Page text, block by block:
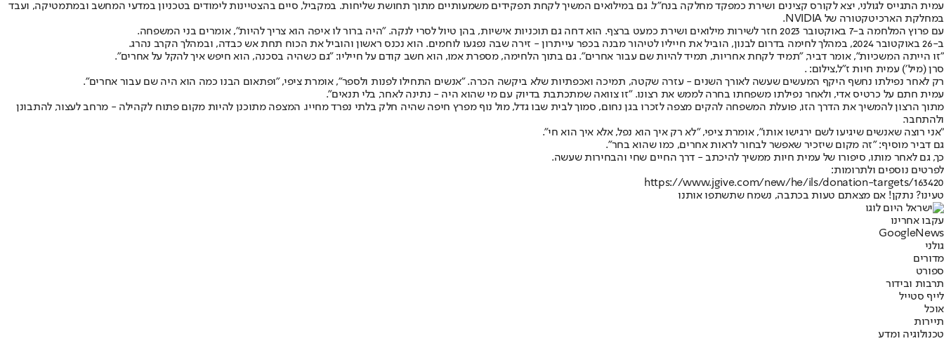
עמית התגייס לגולני, יצא לקורס קצינים ושירת כמפקד מחלקה בנח"ל. גם במילואים המשיך לקחת תפקידים משמעותיים מתוך תחושת שליחות. במקביל, סיים בהצטיינות לימודים בטכניון במדעי המחשב ובמתמטיקה, ועבד
במחלקת הארכיטקטורה של NVIDIA.
עם פרוץ המלחמה ב-7 באוקטובר 2023 חזר לשירות מילואים ושירת כמעט ברצף. הוא דחה גם תוכניות אישיות, בהן טיול לסרי לנקה. "היה ברור לו איפה הוא צריך להיות", אומרים בני המשפחה.
ב-26 באוקטובר 2024, במהלך לחימה בדרום לבנון, הוביל את חייליו לטיהור מבנה בכפר עייתרון - זירה שבה נפגעו לוחמים. הוא נכנס ראשון והוביל את הכוח תחת אש כבדה, ובמהלך הקרב נהרג.
"זו הייתה המשכיות", אומר דביר, "תמיד לקחת אחריות, תמיד להיות שם עבור אחרים". גם בתוך הלחימה, מספרת אמו, הוא חשב קודם על חייליו: "גם כשהיה בסכנה, הוא חיפש איך להקל על אחרים".
סרן (מיל׳) עמית חיות ז"ל,צילום: .
רק לאחר נפילתו נחשף היקף המעשים שעשה לאורך השנים - עזרה שקטה, תמיכה ואכפתיות שלא ביקשה הכרה. "אנשים התחילו לפנות ולספר", אומרת ציפי, "ופתאום הבנו כמה הוא היה שם עבור אחרים".
עמית חתם על כרטיס אדי, ולאחר נפילתו משפחתו בחרה לממש את רצונו. "זו צוואה שמתכתבת בדיוק עם מי שהוא היה - נתינה לאחר, בלי תנאים".
מתוך הרצון להמשיך את הדרך הזו, פועלת המשפחה להקים מצפה לזכרו בגן נחום, סמוך לבית שבו גדל, מול נוף מפרץ חיפה שהיה חלק בלתי נפרד מחייו. המצפה מתוכנן להיות מקום פתוח לקהילה - מרחב לעצור, להתבונן
ולהתחבר.
"אני רוצה שאנשים שיגיעו לשם ירגישו אותו", אומרת ציפי, "לא רק איך הוא נפל, אלא איך הוא חי".
גם דביר מוסיף: "זה מקום שיזכיר שאפשר לבחור לראות אחרים, כמו שהוא בחר".
כך, גם לאחר מותו, סיפורו של עמית חיות ממשיך להיכתב - דרך החיים שחי והבחירות שעשה.
לפרטים נוספים ולתרומות:
https://www.jgive.com/new/he/ils/donation-targets/163420
טעינו? נתקן! אם מצאתם טעות בכתבה, נשמח שתשתפו אותנו
עקבו אחרינו
Googl eNews
גולני
מדורים
ספורט
תרבות ובידור
לייף סטייל
אוכל
תיירות
טכנולוגיה ומדע